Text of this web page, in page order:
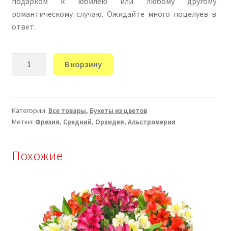
романтическому случаю. Ожидайте много поцелуев в
ответ.
Количество
В корзину
Категории: Все товары, Букеты из цветов
Метки: Фрезия, Средний, Орхидея, Альстромерия
Похожие